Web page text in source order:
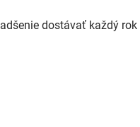
dostávať každý rok